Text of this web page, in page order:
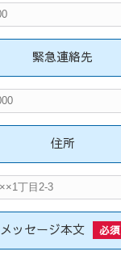
緊急連絡先
住所
メッセージ本文 必須